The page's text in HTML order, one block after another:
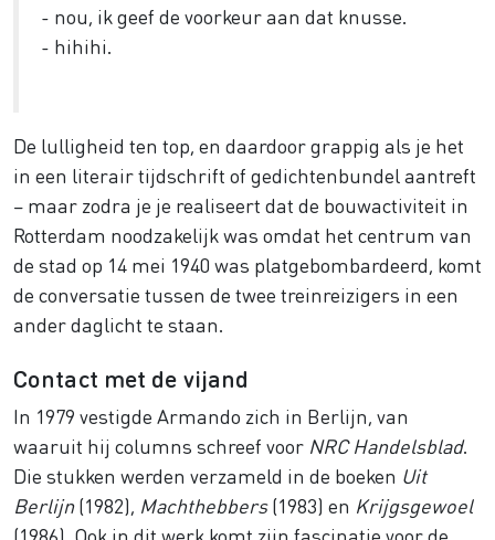
- nou, ik geef de voorkeur aan dat knusse.
- hihihi.
De lulligheid ten top, en daardoor grappig als je het
in een literair tijdschrift of gedichtenbundel aantreft
– maar zodra je je realiseert dat de bouwactiviteit in
Rotterdam noodzakelijk was omdat het centrum van
de stad op 14 mei 1940 was platgebombardeerd, komt
de conversatie tussen de twee treinreizigers in een
ander daglicht te staan.
Contact met de vijand
In 1979 vestigde Armando zich in Berlijn, van
waaruit hij columns schreef voor NRC Handelsblad.
Die stukken werden verzameld in de boeken Uit
Berlijn(1982), Machthebbers(1983) en Krijgsgewoel
(1986). Ook in dit werk komt zijn fascinatie voor de